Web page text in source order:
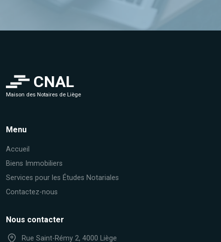
CNAL
Maison des Notaires de Liège
Menu
Accueil
Biens Immobiliers
Services pour les Études Notariales
Contactez-nous
Nous contacter
Rue Saint-Rémy 2, 4000 Liège